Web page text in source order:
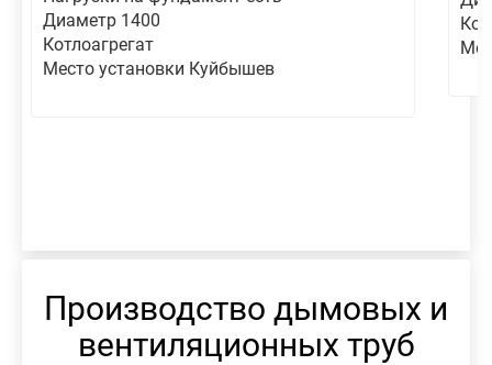
Диаметр 1400
Котлоагрегат
Место установки Куйбышев
Производство дымовых и
вентиляционных труб